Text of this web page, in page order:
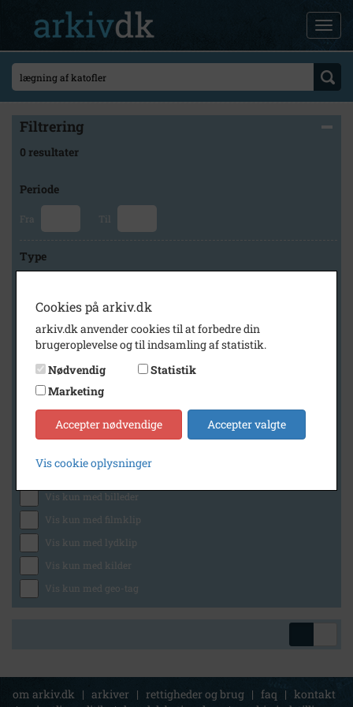
Filtrering
0 resultater
Periode
Fra Til
Type
Arkiv
Lokalarkivet Alsønderup -Tjæreby
Generelt
Vis kun med billeder
Vis kun med filmklip
Vis kun med lydklip
Vis kun med kilder
Vis kun med geo-tag
om arkiv.dk | arkiver | rettigheder og brug | faq | kontakt
Cookies på arkiv.dk
arkiv.dk anvender cookies til at forbedre din
brugeroplevelse og til indsamling af statistik.
Nødvendig
Statistik
Marketing
Accepter nødvendige Accepter valgte
Vis cookie oplysninger